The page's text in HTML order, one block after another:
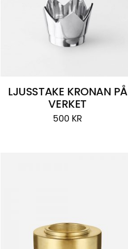
LJUSSTAKE KRONAN PÅ
VERKET
500 KR